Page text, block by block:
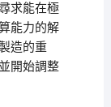
求能在極
能力的解
造的重
開始調整